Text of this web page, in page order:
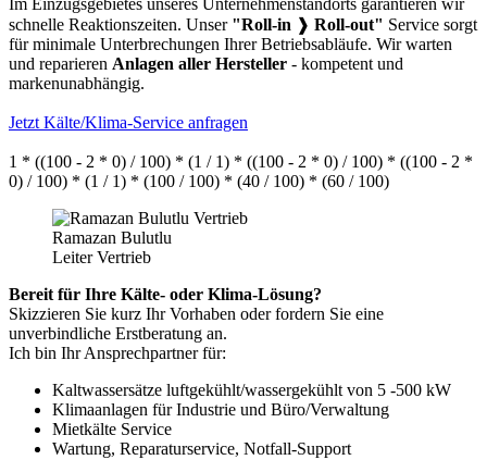
Im Einzugsgebietes unseres Unternehmenstandorts garantieren wir
schnelle Reaktionszeiten. Unser "Roll-in ❱ Roll-out" Service sorgt
für minimale Unterbrechungen Ihrer Betriebsabläufe. Wir warten
und reparieren Anlagen aller Hersteller - kompetent und
markenunabhängig.
Jetzt Kälte/Klima-Service anfragen
1 * ((100 - 2 * 0) / 100) * (1 / 1) * ((100 - 2 * 0) / 100) * ((100 - 2 *
0) / 100) * (1 / 1) * (100 / 100) * (40 / 100) * (60 / 100)
Ramazan Bulutlu
Leiter Vertrieb
Bereit für Ihre Kälte- oder Klima-Lösung?
Skizzieren Sie kurz Ihr Vorhaben oder fordern Sie eine
unverbindliche Erstberatung an.
Ich bin Ihr Ansprechpartner für:
Kaltwassersätze luftgekühlt/wassergekühlt von 5 -500 kW
Klimaanlagen für Industrie und Büro/Verwaltung
Mietkälte Service
Wartung, Reparaturservice, Notfall-Support